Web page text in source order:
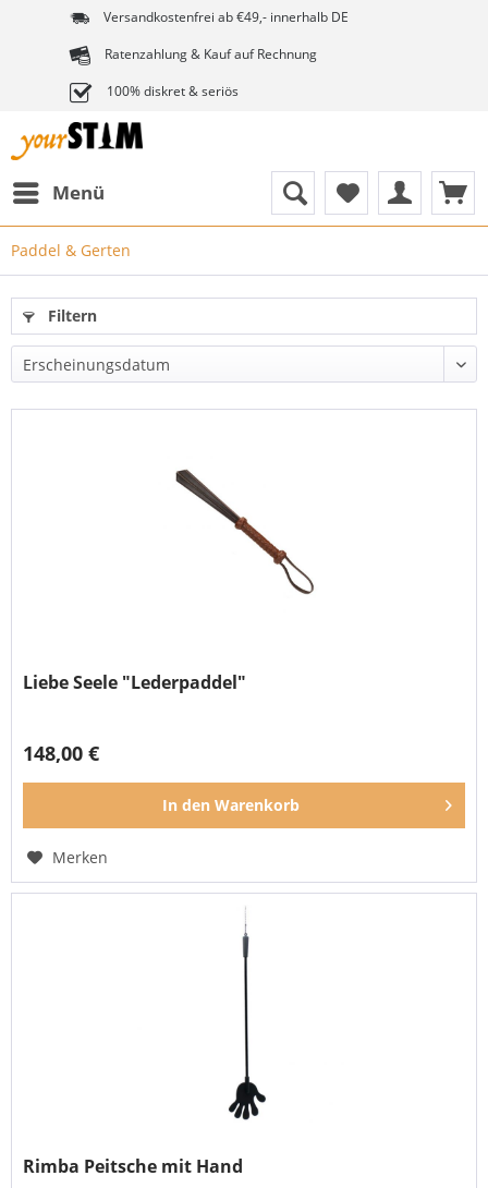
Versandkostenfrei ab €49,- innerhalb DE
Ratenzahlung & Kauf auf Rechnung
100% diskret & seriös
Menü
Paddel & Gerten
Filtern
Liebe Seele "Lederpaddel"
148,00 €
In den Warenkorb
Merken
Rimba Peitsche mit Hand